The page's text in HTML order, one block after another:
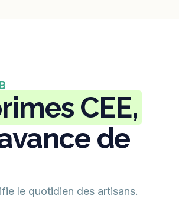
CEE,
de
le quotidien des artisans.